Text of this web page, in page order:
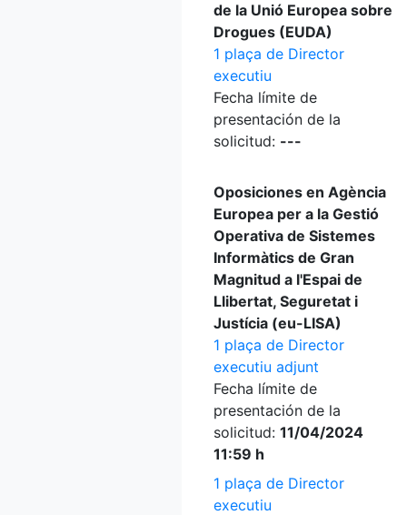
de la Unió Europea sobre
Drogues (EUDA)
1 plaça de Director
executiu
Fecha límite de
presentación de la
solicitud: ---
Oposiciones en Agència
Europea per a la Gestió
Operativa de Sistemes
Informàtics de Gran
Magnitud a l'Espai de
Llibertat, Seguretat i
Justícia (eu-LISA)
1 plaça de Director
executiu adjunt
Fecha límite de
presentación de la
solicitud: 11/04/2024
11:59 h
1 plaça de Director
executiu